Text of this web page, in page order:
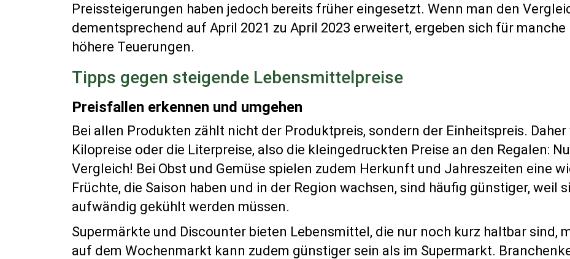
Preissteigerungen haben jedoch bereits früher eingesetzt. Wenn man den
dementsprechend auf April 2021 zu April 2023 erweitert, ergeben sich für
höhere Teuerungen.
Tipps gegen steigende Lebensmittelpreise
Preisfallen erkennen und umgehen
Bei allen Produkten zählt nicht der Produktpreis, sondern der Einheitspreis.
Kilopreise oder die Literpreise, also die kleingedruckten Preise an den Regalen:
Vergleich! Bei Obst und Gemüse spielen zudem Herkunft und Jahreszeiten eine
Früchte, die Saison haben und in der Region wachsen, sind häufig günstiger,
aufwändig gekühlt werden müssen.
Supermärkte und Discounter bieten Lebensmittel, die nur noch kurz haltbar sind,
auf dem Wochenmarkt kann zudem günstiger sein als im Supermarkt.